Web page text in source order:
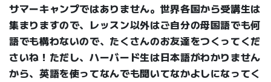
サマーキャンプではありません。世界各国から受講生は
集まりますので、レッスン以外はご自分の母国語でも何
語でも構わないので、たくさんのお友達をつくってくだ
さいね！ただし、ハーバード生は日本語がわかりません
から、英語を使ってなんでも聞いてなかよしになってく